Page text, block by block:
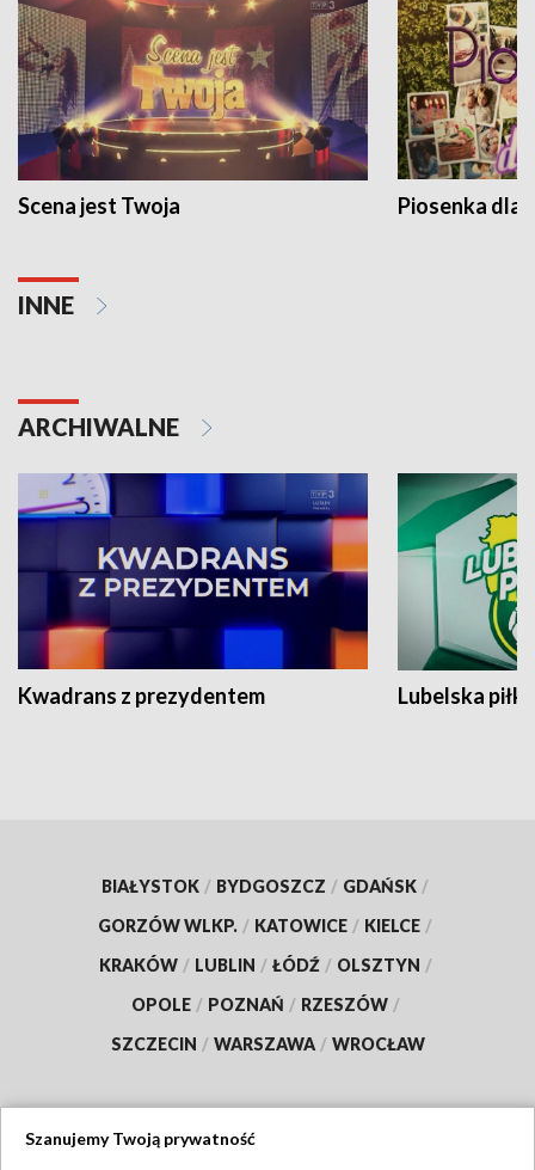
Scena jest Twoja Piosenka dla
INNE
ARCHIWALNE
Kwadrans z prezydentem Lubelska piłka
BIAŁYSTOK / BYDGOSZCZ / GDAŃSK /
GORZÓW WLKP. / KATOWICE / KIELCE /
KRAKÓW / LUBLIN / ŁÓDŹ / OLSZTYN /
OPOLE / POZNAŃ / RZESZÓW /
SZCZECIN / WARSZAWA / WROCŁAW
Szanujemy Twoją prywatność